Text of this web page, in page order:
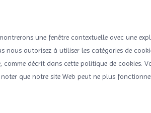
une fenêtre contextuelle avec une
nous autorisez à utiliser les catégories de
décrit dans cette politique de cookies.
que notre site Web peut ne plus